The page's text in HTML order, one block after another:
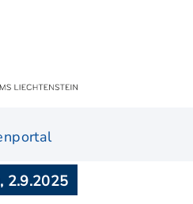
2.9.2025